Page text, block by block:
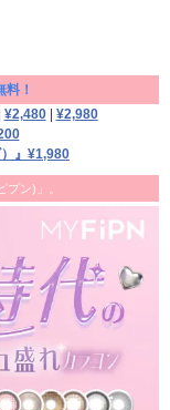
料！
¥2,480| ¥2,980
）』¥1,980
ン)」。